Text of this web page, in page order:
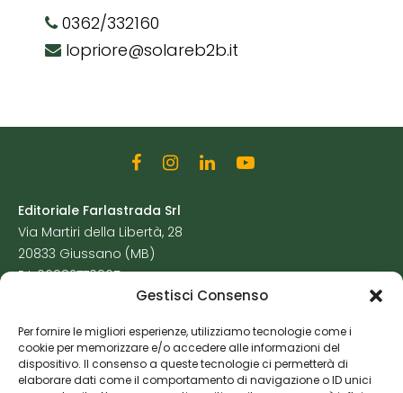
Gestisci Consenso
Per fornire le migliori esperienze, utilizziamo tecnologie come i
cookie per memorizzare e/o accedere alle informazioni del
dispositivo. Il consenso a queste tecnologie ci permetterà di
elaborare dati come il comportamento di navigazione o ID unici
0362/332160
lopriore@solareb2b.it
Editoriale Farlastrada Srl
Via Martiri della Libertà, 28
20833 Giussano (MB)
P.I. 06982770965
Cookie Policy
Risorse Aggiuntive